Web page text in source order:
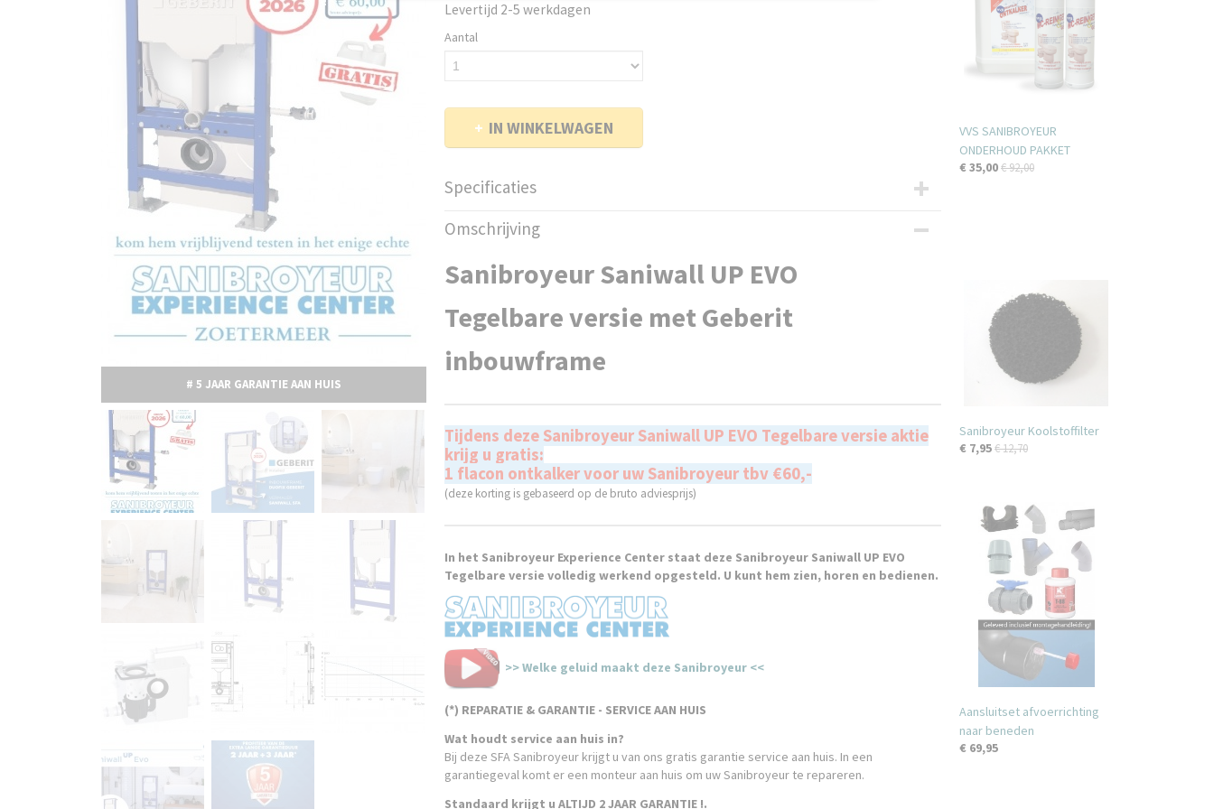
# 5 JAAR GARANTIE AAN HUIS
Levertijd 2-5 werkdagen
Aantal
IN WINKELWAGEN
Specificaties
EAN code
Productcode leverancier
Omschrijving
Sanibroyeur Saniwall UP EVO
Tegelbare versie met Geberit
inbouwframe
Tijdens deze Sanibroyeur Saniwall UP EVO Tegelbare versie aktie
krijg u gratis:
1 flacon ontkalker voor uw Sanibroyeur tbv €60,-
(deze korting is gebaseerd op de bruto adviesprijs)
In het Sanibroyeur Experience Center staat deze Sanibroyeur Saniwall UP EVO
Tegelbare versie volledig werkend opgesteld. U kunt hem zien, horen en bedienen.
>> Welke geluid maakt deze Sanibroyeur <<
(*) REPARATIE & GARANTIE - SERVICE AAN HUIS
Wat houdt service aan huis in?
Bij deze SFA Sanibroyeur krijgt u van ons gratis garantie service aan huis. In een
garantiegeval komt er een monteur aan huis om uw Sanibroyeur te repareren.
Standaard krijgt u ALTIJD 2 JAAR GARANTIE !.
VVS SANIBROYEUR
ONDERHOUD PAKKET
€ 35,00€ 92,00
Sanibroyeur Koolstoffilter
€ 7,95€ 12,70
Aansluitset afvoerrichting
naar beneden
€ 69,95